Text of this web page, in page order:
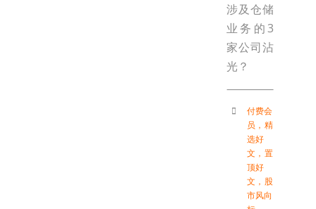
涉及仓储
业务的3
家公司沾
光？
付费会
员 ， 精
选好
文 ， 置
顶好
文 ， 股
市风向